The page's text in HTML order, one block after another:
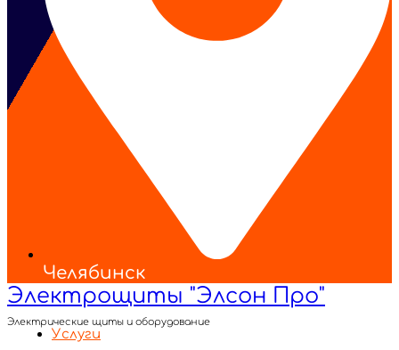
Челябинск
Электрощиты "Элсон Про"
Электрические щиты и оборудование
Услуги